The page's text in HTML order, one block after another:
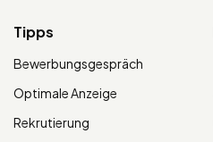
Tipps
Bewerbungsgespräch
Optimale Anzeige
Rekrutierung